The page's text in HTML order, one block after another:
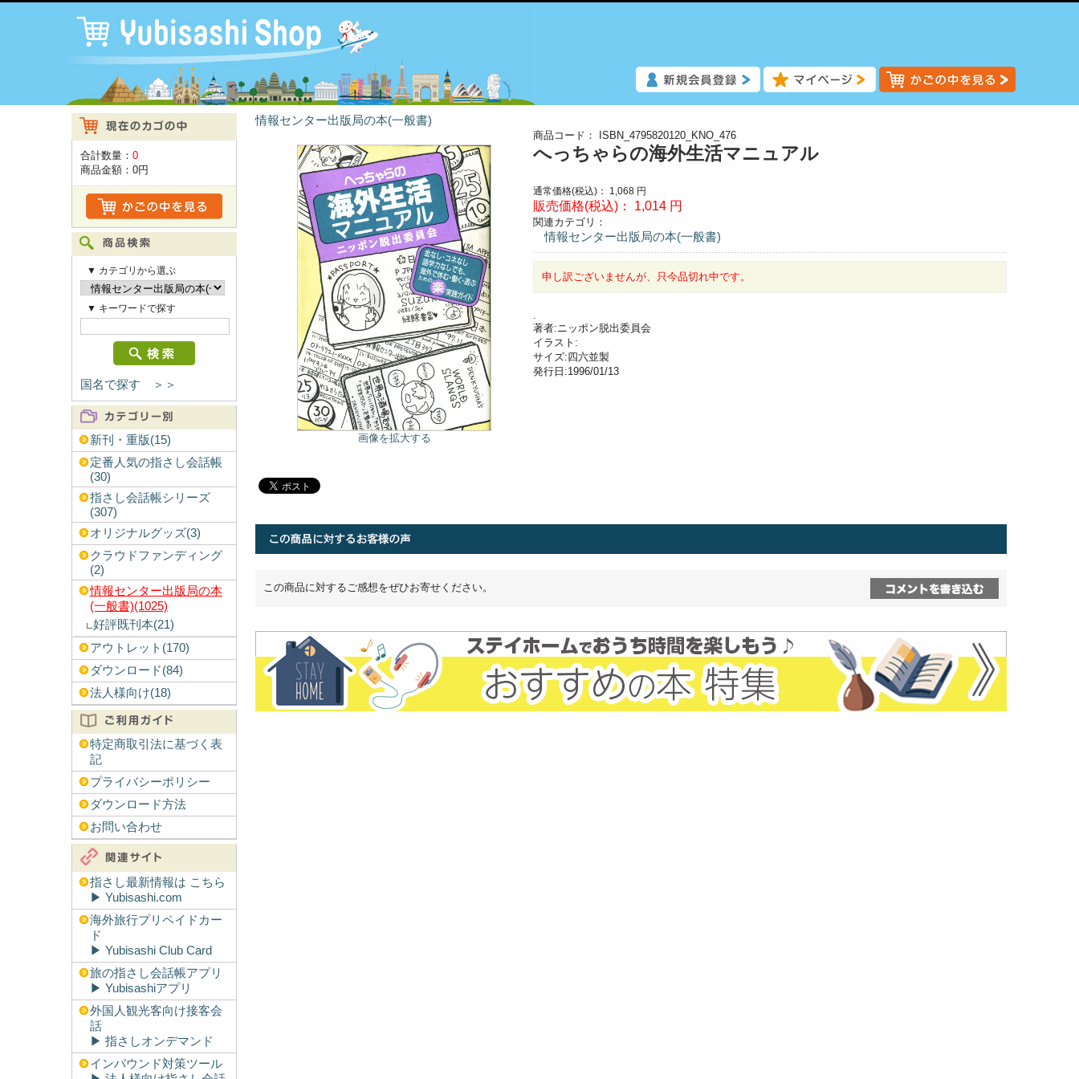
合計数量： 0
商品金額： 0円
▼ カテゴリから選ぶ
▼ キーワードで探す
国名で探す ＞＞
新刊・重版(15)
定番人気の指さし会話帳
(30)
指さし会話帳シリーズ
(307)
オリジナルグッズ(3)
クラウドファンディング
(2)
情報センター出版局の本
(一般書)(1025)
好評既刊本(21)
アウトレット(170)
ダウンロード(84)
法人様向け(18)
特定商取引法に基づく表
記
プライバシーポリシー
ダウンロード方法
お問い合わせ
指さし最新情報は こちら
▶︎ Yubisashi.com
海外旅行プリペイドカー
ド
▶︎ Yubisashi Club Card
旅の指さし会話帳アプリ
▶︎ Yubisashiアプリ
外国人観光客向け接客会
話
▶︎ 指さしオンデマンド
インバウンド対策ツール
情報センター出版局の本(一般書)
画像を拡大する
商品コード： ISBN_4795820120_KNO_476
へっちゃらの海外生活マニュアル
通常価格(税込)： 1,068 円
販売価格(税込)： 1,014 円
関連カテゴリ：
情報センター出版局の本(一般書)
申し訳ございませんが、只今品切れ中です。
.
著者:ニッポン脱出委員会
イラスト:
サイズ:四六並製
発行日:1996/01/13
この商品に対するご感想をぜひお寄せください。